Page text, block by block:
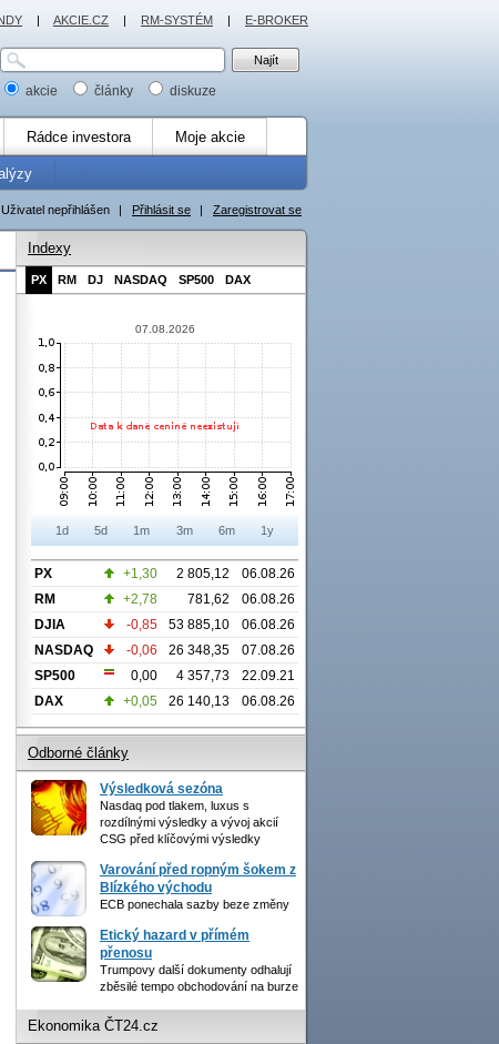
akcie články diskuze
Rádce investora Moje akcie
Uživatel nepřihlášen | Přihlásit se | Zaregistrovat se
Indexy
PX RM DJ NASDAQ SP500 DAX
07.08.2026
1d 5d 1m 3m 6m 1y
PX +1,30 2 805,12
06.08.26
RM
+2,78 781,62
06.08.26
DJIA
-0,85 53 885,10
06.08.26
NASDAQ
-0,06 26 348,35
07.08.26
SP500
0,00 4 357,73
22.09.21
DAX
+0,05 26 140,13 06.08.26
Odborné články
Výsledková sezóna
Nasdaq pod tlakem, luxus s
rozdílnými výsledky a vývoj akcií
CSG před klíčovými výsledky
Varování před ropným šokem z
Blízkého východu
ECB ponechala sazby beze změny
Etický hazard v přímém
přenosu
Trumpovy další dokumenty odhalují
zběsilé tempo obchodování na burze
Ekonomika ČT24.cz
| AKCIE.CZ | RM-SYSTÉM | E-BROKER